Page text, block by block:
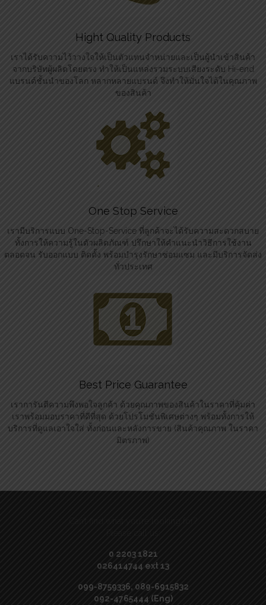
Hight Quality Products
เราได้รับความไว้วางใจให้เป็นตัวแทนจำหน่ายและเป็นผู้นำเข้าสินค้า
จากบริษัทผู้ผลิตโดยตรง ทำให้เป็นแหล่งรวมระบบเสียงระดับ Hi-end
แบรนด์ชั้นนำของโลก หลากหลายแบรนด์ จึงทำให้มั่นใจได้ในคุณภาพ
ของสินค้า
One Stop Service
เรามีบริการแบบ One-Stop-Service ที่ลูกค้าจะได้รับความสะดวกสบาย
ทั้งการให้ความรู้ในตัวผลิตภัณฑ์ ปรึกษาให้คำแนะนำวิธีการใช้งาน
ตลอดจน รับออกแบบ ติดตั้ง พร้อมบำรุงรักษาซ่อมแซม และมีบริการจัดส่ง
ทั่วประเทศ
Best Price Guarantee
เราการันตีความพึงพอใจลูกค้า ด้วยคุณภาพของสินค้าในราคาที่คุ้มค่า
เราพร้อมมอบราคาที่ดีที่สุด ด้วยโปรโมชั่นพิเศษต่างๆ พร้อมทั้งการให้
บริการที่ดูแลเอาใจใส่ ทั้งก่อนและหลังการขาย (สินค้าคุณภาพ ในราคา
มิตรภาพ)
0 2203 1821
026414744 ext 13
099-8759336, 089-6915832
092-4765444 (Eng)